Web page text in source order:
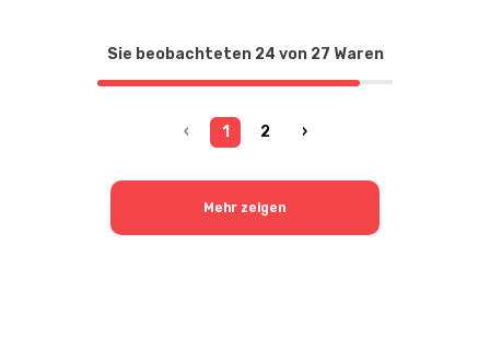
Sie beobachteten 24 von 27 Waren
‹ 1 2 ›
Mehr zeigen